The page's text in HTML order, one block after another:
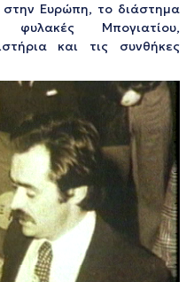
στην Ευρώπη, το διάστημα
Μπογιατίου,
και τις συνθήκες